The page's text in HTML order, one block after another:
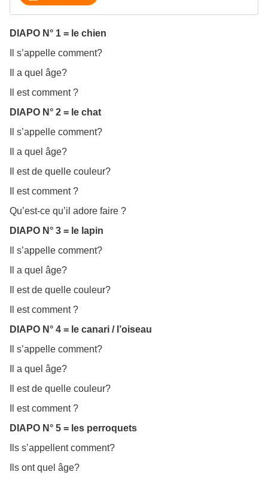
DIAPO N° 1 = le chien
Il s’appelle comment?
Il a quel âge?
Il est comment ?
DIAPO N° 2 = le chat
Il s’appelle comment?
Il a quel âge?
Il est de quelle couleur?
Il est comment ?
Qu’est-ce qu’il adore faire ?
DIAPO N° 3 = le lapin
Il s’appelle comment?
Il a quel âge?
Il est de quelle couleur?
Il est comment ?
DIAPO N° 4 = le canari / l’oiseau
Il s’appelle comment?
Il a quel âge?
Il est de quelle couleur?
Il est comment ?
DIAPO N° 5 = les perroquets
Ils s’appellent comment?
Ils ont quel âge?